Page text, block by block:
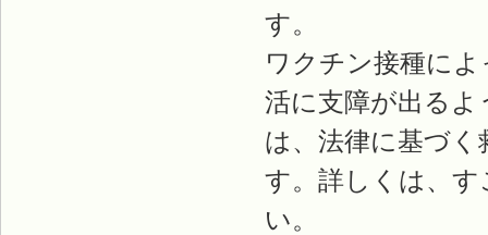
す。
ワクチン接種に
活に支障が出る
は、法律に基づく
す。詳しくは、
い。